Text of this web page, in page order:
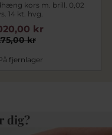
kors m. brill. 0,02
14 kt. hvg.
kr
kr
fjernlager
dig?